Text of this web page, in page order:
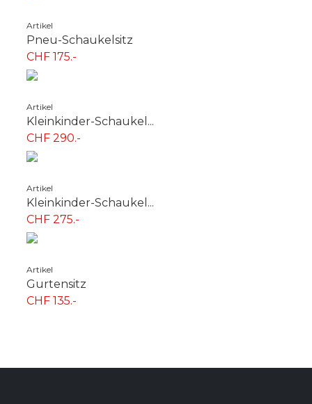
Artikel
Pneu-Schaukelsitz
CHF 175.-
Artikel
Kleinkinder-Schaukel...
CHF 290.-
Artikel
Kleinkinder-Schaukel...
CHF 275.-
Artikel
Gurtensitz
CHF 135.-